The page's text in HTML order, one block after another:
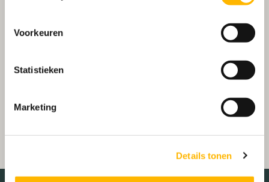
Voorkeuren
Statistieken
Marketing
Details tonen